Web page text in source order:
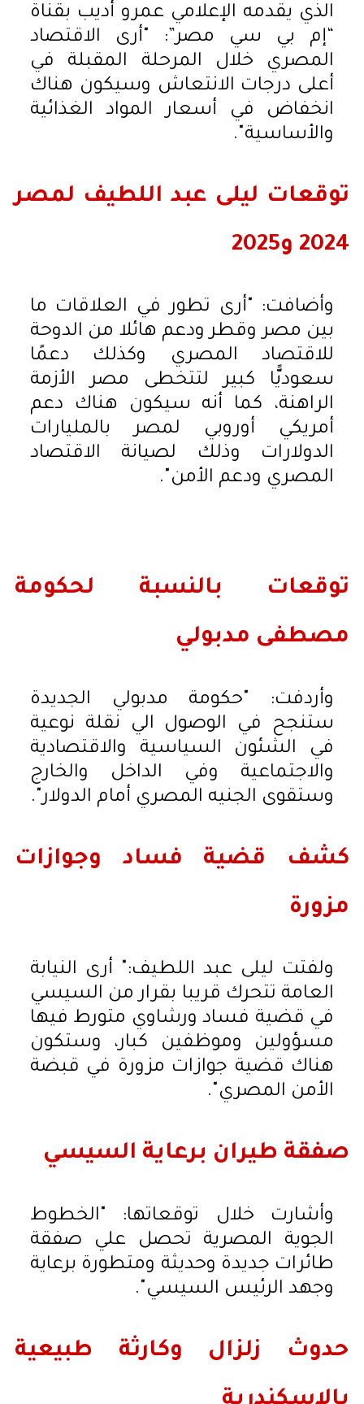
الذي يقدمه الإعلامي عمرو أديب بقناة
“إم بي سي مصر”: "أرى الاقتصاد
المصري خلال المرحلة المقبلة في
أعلى درجات الانتعاش وسيكون هناك
انخفاض في أسعار المواد الغذائية
والأساسية".
توقعات ليلى عبد اللطيف لمصر
2024 و2025
وأضافت: "أرى تطور في العلاقات ما
بين مصر وقطر ودعم هائلا من الدوحة
للاقتصاد المصري وكذلك دعمًا
سعوديًّا كبير لتتخطى مصر الأزمة
الراهنة، كما أنه سيكون هناك دعم
أمريكي أوروبي لمصر بالمليارات
الدولارات وذلك لصيانة الاقتصاد
المصري ودعم الأمن".
توقعات بالنسبة لحكومة
مصطفى مدبولي
وأردفت: "حكومة مدبولي الجديدة
ستنجح في الوصول الي نقلة نوعية
في الشئون السياسية والاقتصادية
والاجتماعية وفي الداخل والخارج
وستقوى الجنيه المصري أمام الدولار".
كشف قضية فساد وجوازات
مزورة
ولفتت ليلى عبد اللطيف:" أرى النيابة
العامة تتحرك قريبا بقرار من السيسي
في قضية فساد ورشاوي متورط فيها
مسؤولين وموظفين كبار، وستكون
هناك قضية جوازات مزورة في قبضة
الأمن المصري".
صفقة طيران برعاية السيسي
وأشارت خلال توقعاتها: "الخطوط
الجوية المصرية تحصل علي صفقة
طائرات جديدة وحديثة ومتطورة برعاية
وجهد الرئيس السيسي".
حدوث زلزال وكارثة طبيعية